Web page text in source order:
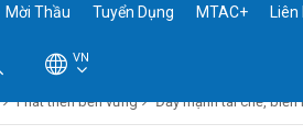
Mời Thầu Tuyển Dụng MTAC+ Liên
VN
Phát triển bền vững Đẩy mạnh tái chế, biến